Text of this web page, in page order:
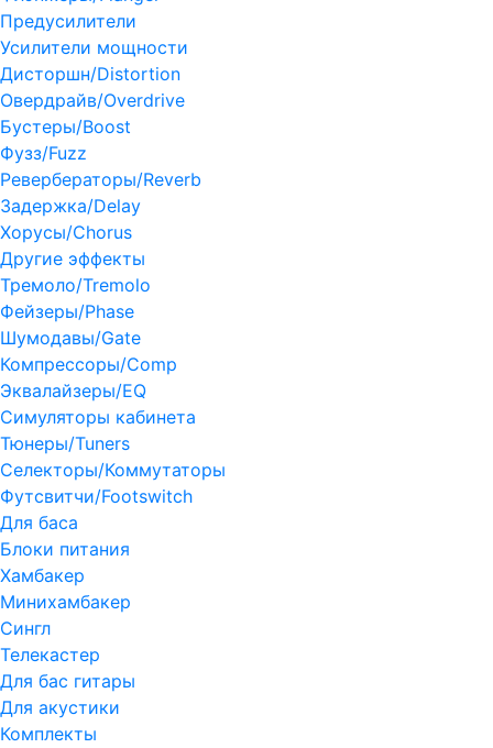
Предусилители
Усилители мощности
Дисторшн/Distortion
Овердрайв/Overdrive
Бустеры/Boost
Фузз/Fuzz
Ревербераторы/Reverb
Задержка/Delay
Хорусы/Chorus
Другие эффекты
Тремоло/Tremolo
Фейзеры/Phase
Шумодавы/Gate
Компрессоры/Comp
Эквалайзеры/EQ
Симуляторы кабинета
Тюнеры/Tuners
Селекторы/Коммутаторы
Футсвитчи/Footswitch
Для баса
Блоки питания
Хамбакер
Минихамбакер
Сингл
Телекастер
Для бас гитары
Для акустики
Комплекты